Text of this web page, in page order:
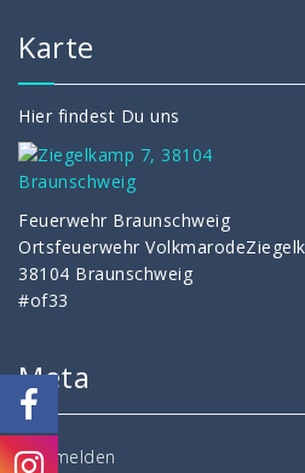
Karte
Hier findest Du uns
Feuerwehr Braunschweig
Ortsfeuerwehr
38104 Braunschweig
#of33
Meta
Anmelden